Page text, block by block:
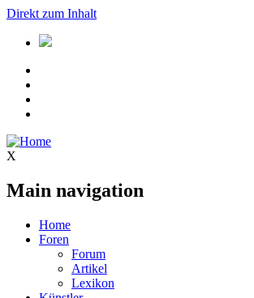
Direkt zum Inhalt
X
Main navigation
Home
Foren
Forum
Artikel
Lexikon